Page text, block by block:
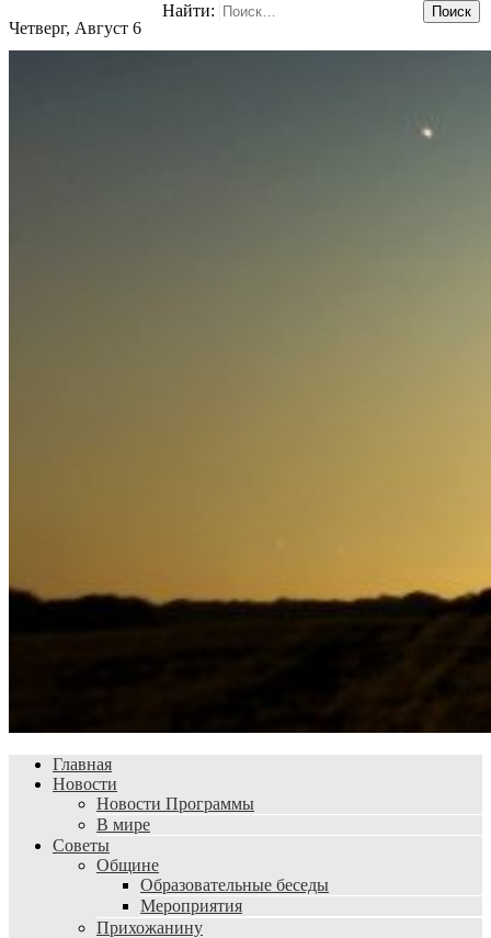
Четверг, Август 6
Найти:
Главная
Новости
Новости Программы
В мире
Советы
Общине
Образовательные беседы
Мероприятия
Прихожанину